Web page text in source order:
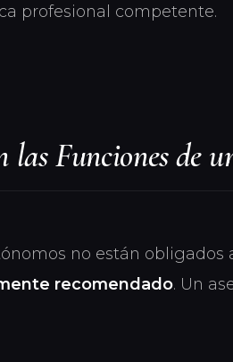
profesional competente.
las Funciones de
no están obligados
recomendado. Un